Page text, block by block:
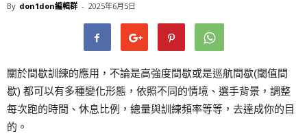
By don1don編輯群 - 2025年6月5日
關於間歇訓練的應用，不論是高強度間歇或是巡航間歇(閾值間
歇) 都可以有多種變化形態，依照不同的情境、選手背景，調整
每次跑的時間、休息比例，總量與訓練頻率等等，去達成你的目
的。